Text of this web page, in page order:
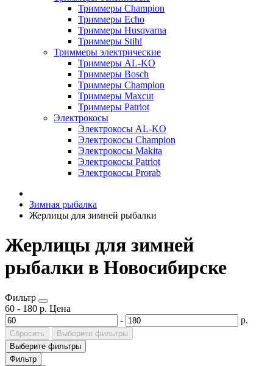
Триммеры Champion
Триммеры Echo
Триммеры Husqvarna
Триммеры Stihl
Триммеры электрические
Триммеры AL-KO
Триммеры Bosch
Триммеры Champion
Триммеры Maxcut
Триммеры Patriot
Электрокосы
Электрокосы AL-KO
Электрокосы Champion
Электрокосы Makita
Электрокосы Patriot
Электрокосы Prorab
Зимная рыбалка
Жерлицы для зимней рыбалки
Жерлицы для зимней
рыбалки в Новосибирске
Фильтр
60 - 180 р. Цена
-
р.
Сбросить
Выберите фильтры
Выберите фильтры
Фильтр